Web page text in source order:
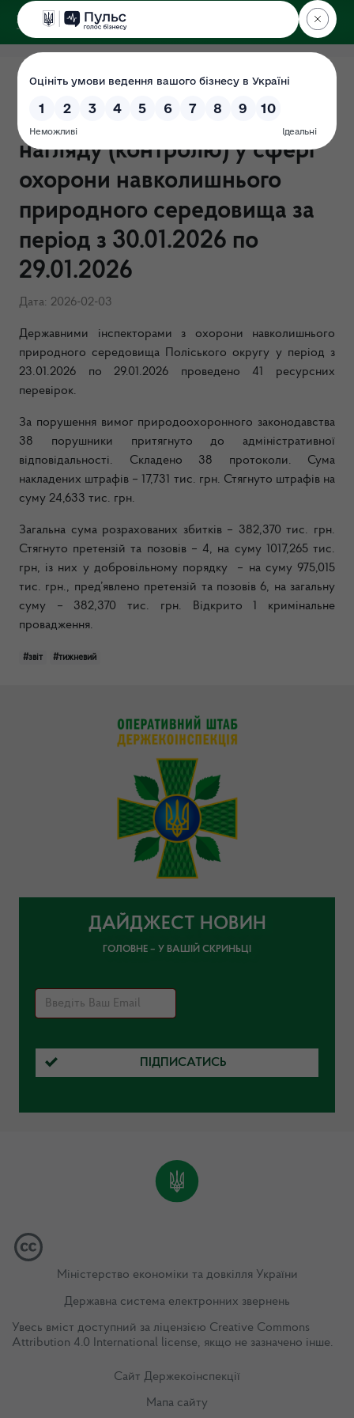
ДЕРЖЕКОІНСПЕКЦІЯ
Поліського округу
ЗВІТ щодо результатів
здійснення державного
нагляду (контролю) у сфері
охорони навколишнього
природного середовища за
період з 30.01.2026 по
29.01.2026
Дата: 2026-02-03
Державними інспекторами з охорони навколишнього
природного середовища Поліського округу у період з
23.01 .2026 по 29.01.2026 проведено 41 ресурсних
перевірок.
За порушення вимог природоохоронного законодавства
38 порушники притягнуто до адміністративної
відповідальності. Складено 38 протоколи. Сума
накладених штрафів – 17,731 тис. грн. Стягнуто штрафів на
суму 24,633 тис. грн.
Загальна сума розрахованих збитків – 382,370 тис. грн.
Стягнуто претензій та позовів – 4, на суму 1017,265 тис.
грн, із них у добровільному порядку – на суму 975,015
тис. грн., пред’явлено претензій та позовів 6, на загальну
суму – 382,370 тис. грн. Відкрито 1 кримінальне
провадження.
#звіт #тижневий
ДАЙДЖЕСТ НОВИН
ГОЛОВНЕ – У ВАШІЙ СКРИНЬЦІ
ПІДПИСАТИСЬ
Міністерство економіки та довкілля України
Державна система електронних звернень
Увесь вміст доступний за ліцензією Creative Commons
Attribution 4.0 International license, якщо не зазначено інше.
Сайт Держекоінспекції
Мапа сайту